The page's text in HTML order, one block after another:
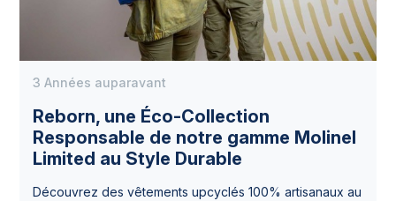
Reborn, une Éco-Collection
Responsable de notre gamme Molinel
Limited au Style Durable
3 Années auparavant
Découvrez des vêtements upcyclés 100% artisanaux au